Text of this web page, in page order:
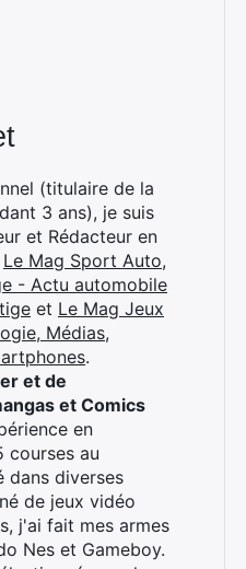
(titulaire de la
3 ans), je suis
et Rédacteur en
Le Mag Sport Auto,
- Actu automobile
et Le Mag Jeux
Médias,
.
et de
et Comics
en
courses au
dans diverses
de jeux vidéo
j'ai fait mes armes
Nes et Gameboy.